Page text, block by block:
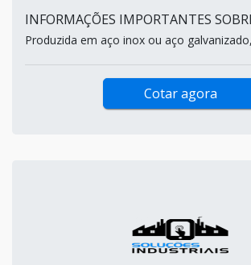
INFORMAÇÕES IMPORTANTES
Produzida em aço inox ou aço
Cotar agora